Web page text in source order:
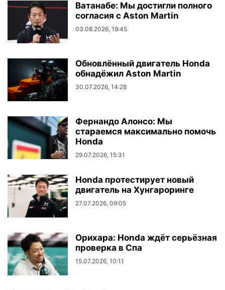
Ватанабе: Мы достигли полного
согласия с Aston Martin
03.08.2026, 19:45
Обновлённый двигатель Honda
обнадёжил Aston Martin
30.07.2026, 14:28
Фернандо Алонсо: Мы
стараемся максимально помочь
Honda
29.07.2026, 15:31
Honda протестирует новый
двигатель на Хунгароринге
27.07.2026, 09:05
Орихара: Honda ждёт серьёзная
проверка в Спа
15.07.2026, 10:11